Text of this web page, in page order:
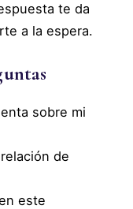
te da
a la espera.
sobre mi
de
este